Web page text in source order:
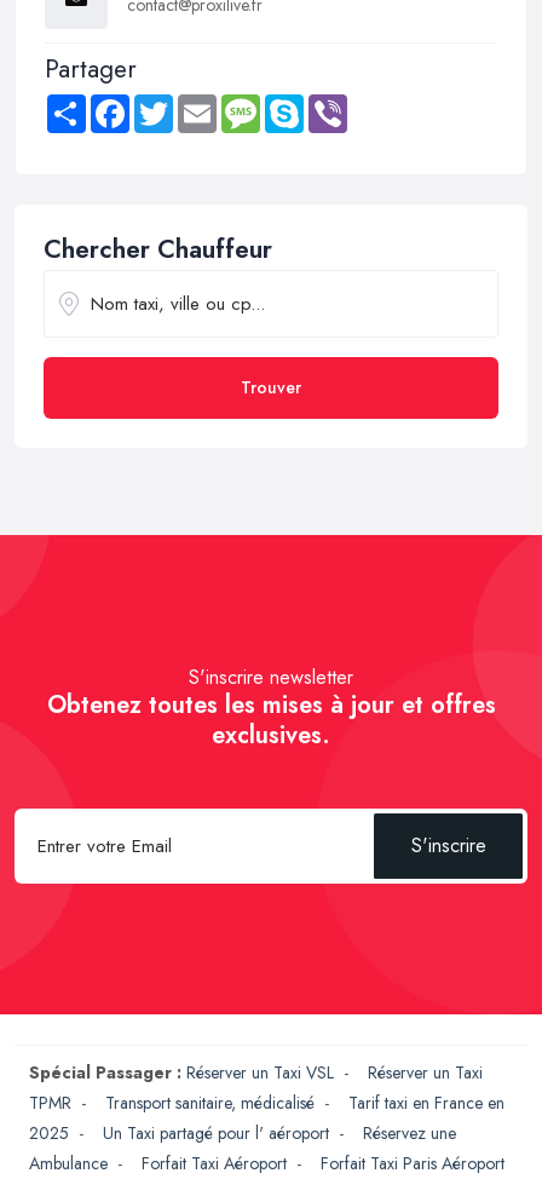
Partager
Share FacebookTwitter Email MessageSkype
Chercher Chauffeur
Trouver
S'inscrire newsletter
Obtenez toutes les mises à jour et offres
exclusives.
S'inscrire
Spécial Passager : Réserver un Taxi VSL - Réserver un Taxi
TPMR - Transport sanitaire, médicalisé - Tarif taxi en France en
2025 - Un Taxi partagé pour l' aéroport - Réservez une
Ambulance - Forfait Taxi Aéroport - Forfait Taxi Paris Aéroport